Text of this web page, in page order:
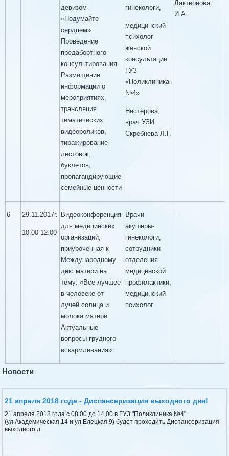
девизом
«Подумайте
сердцем».
Проведение
предабортного
консультирования.
Размещение
информации о
мероприятиях,
трансляция
тематических
видеороликов,
тиражирование
листовок,
буклетов,
пропагандирующие
семейные ценности
гинекологи,
медицинский
психолог
женской
консультации
ГУЗ
«Поликлиника
№4»
Нестерова,
врач УЗИ
Скребнева Л.Г.
Лактионова
И.А..
6 29.11.2017г.
10.00-12.00
Видеоконференция
для медицинских
организаций,
приуроченная к
Международному
дню матери на
тему: «Все лучшее
в человеке от
лучей солнца и
молока матери.
Актуальные
вопросы грудного
вскармливания».
Врачи-
акушеры-
гинекологи,
сотрудники
отделения
медицинской
профилактики,
медицинский
психолог
-
Новости
21 апреля 2018 года - Диспансеризация выходного дня!
21 апреля 2018 года с 08.00 до 14.00 в ГУЗ "Поликлиника №4"
(ул.Академическая,14 и ул.Елецкая,9) будет проходить Диспансеризация
выходного д